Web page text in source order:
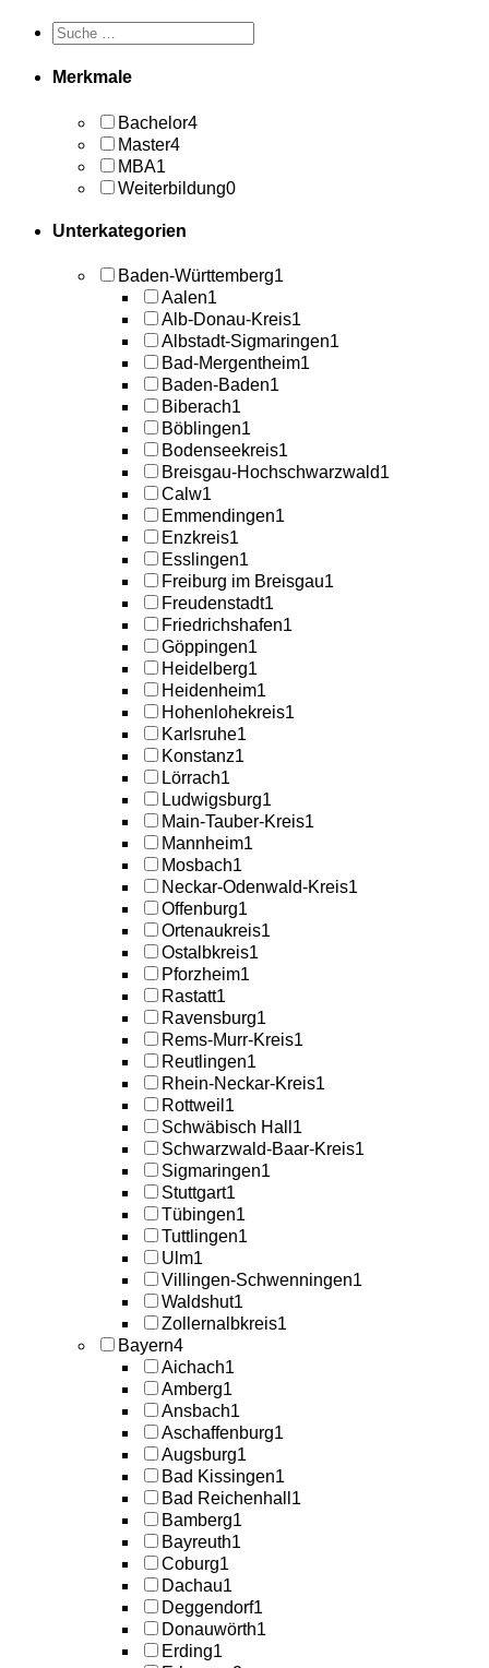
Merkmale
Bachelor4
Master4
MBA1
Weiterbildung0
Unterkategorien
Baden-Württemberg1
Aalen1
Alb-Donau-Kreis1
Albstadt-Sigmaringen1
Bad-Mergentheim1
Baden-Baden1
Biberach1
Böblingen1
Bodenseekreis1
Breisgau-Hochschwarzwald1
Calw1
Emmendingen1
Enzkreis1
Esslingen1
Freiburg im Breisgau1
Freudenstadt1
Friedrichshafen1
Göppingen1
Heidelberg1
Heidenheim1
Hohenlohekreis1
Karlsruhe1
Konstanz1
Lörrach1
Ludwigsburg1
Main-Tauber-Kreis1
Mannheim1
Mosbach1
Neckar-Odenwald-Kreis1
Offenburg1
Ortenaukreis1
Ostalbkreis1
Pforzheim1
Rastatt1
Ravensburg1
Rems-Murr-Kreis1
Reutlingen1
Rhein-Neckar-Kreis1
Rottweil 1
Schwäbisch Hall 1
Schwarzwald-Baar-Kreis1
Sigmaringen1
Stuttgart1
Tübingen1
Tuttlingen1
Ulm1
Villingen-Schwenningen1
Waldshut1
Zollernalbkreis1
Bayern4
Aichach1
Amberg1
Ansbach1
Aschaffenburg1
Augsburg1
Bad Kissingen1
Bad Reichenhall 1
Bamberg1
Bayreuth1
Coburg1
Dachau1
Deggendorf1
Donauwörth1
Erding1